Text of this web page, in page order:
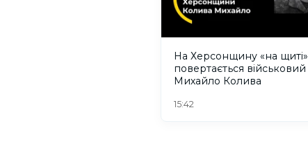
На Херсонщину «на щиті»
повертається військовий
Михайло Колива
15:42